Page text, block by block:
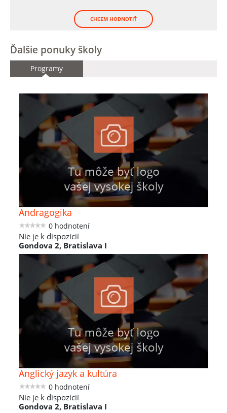
CHCEM HODNOTIŤ
Ďalšie ponuky školy
Programy
Andragogika
0 hodnotení
Nie je k dispozícií
Gondova 2, Bratislava I
Anglický jazyk a kultúra
0 hodnotení
Nie je k dispozícií
Gondova 2, Bratislava I